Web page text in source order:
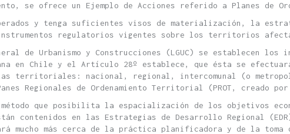
se ofrece un Ejemplo de Acciones referido a Planes de
y tenga suficientes visos de materialización, la
regulatorios vigentes sobre los territorios
de Urbanismo y Construcciones (LGUC) se establecen los
en Chile y el Artículo 28º establece, que ésta se
territoriales: nacional, regional, intercomunal (o
Regionales de Ordenamiento Territorial (PROT, creado
método que posibilita la espacialización de los objetivos
contenidos en las Estrategias de Desarrollo Regional
mucho más cerca de la práctica planificadora y de la